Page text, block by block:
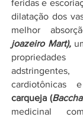
feridas e
dilatação dos
melhor
joazeiro Mart),
propriedades
cardiotônicas
carqueja (
medicinal